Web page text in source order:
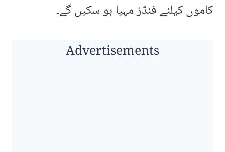
کاموں کیلئے فنڈز مہیا ہو سکیں گے۔
Advertisements